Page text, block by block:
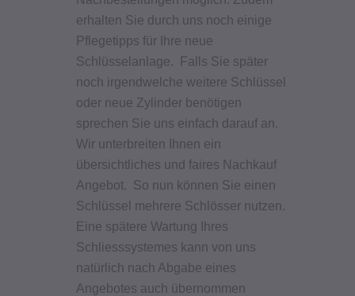
erhalten Sie durch uns noch einige
Pflegetipps für Ihre neue
Schlüsselanlage. Falls Sie später
noch irgendwelche weitere Schlüssel
oder neue Zylinder benötigen
sprechen Sie uns einfach darauf an.
Wir unterbreiten Ihnen ein
übersichtliches und faires Nachkauf
Angebot. So nun können Sie einen
Schlüssel mehrere Schlösser nutzen.
Eine spätere Wartung Ihres
Schliesssystemes kann von uns
natürlich nach Abgabe eines
Angebotes auch übernommen